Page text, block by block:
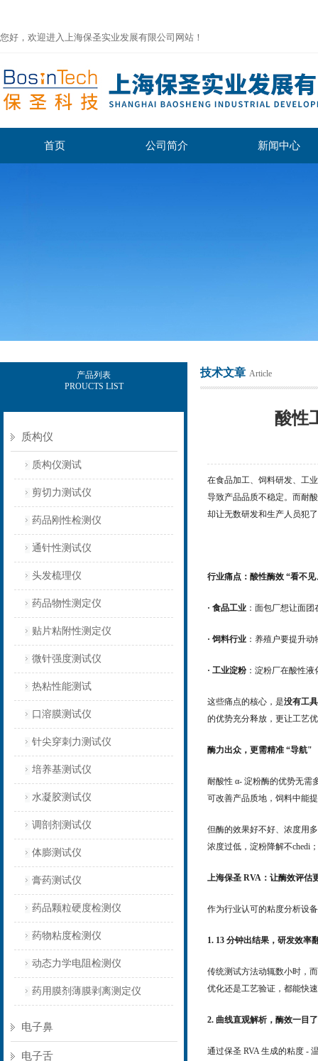
您好，欢迎进入上海保圣实业发展有限公司网站！
首页 公司简介 新闻中心
产品列表
PROUCTS LIST
质构仪
质构仪测试
剪切力测试仪
药品刚性检测仪
通针性测试仪
头发梳理仪
药品物性测定仪
贴片粘附性测定仪
微针强度测试仪
热粘性能测试
口溶膜测试仪
针尖穿刺力测试仪
培养基测试仪
水凝胶测试仪
调剖剂测试仪
体膨测试仪
膏药测试仪
药品颗粒硬度检测仪
药物粘度检测仪
动态力学电阻检测仪
药用膜剂薄膜剥离测定仪
电子鼻
电子舌
技术文章 Article
酸性
在食品加工、饲料研发、工
导致产品品质不稳定。而耐
却让无数研发和生产人员犯
行业痛点：酸性酶效 “看不
· 食品工业 ：面包厂想让面
· 饲料行业 ：养殖户要提升
· 工业淀粉：淀粉厂在酸性
这些痛点的核心，是没有工
的优势充分释放，更让工艺
酶力出众，更需精准 “导航"
耐酸性 α- 淀粉酶的优势无需
可改善产品质地，饲料中能
但酶的效果好不好、浓度用
浓度过低，淀粉降解不chedi
上海保圣 RVA：让酶效评估
作为行业认可的粘度分析设
1. 13 分钟出结果，研发效率
传统测试方法动辄数小时，
优化还是工艺验证，都能快
2. 曲线直观解析，酶效一目
通过保圣 RVA 生成的粘度 -